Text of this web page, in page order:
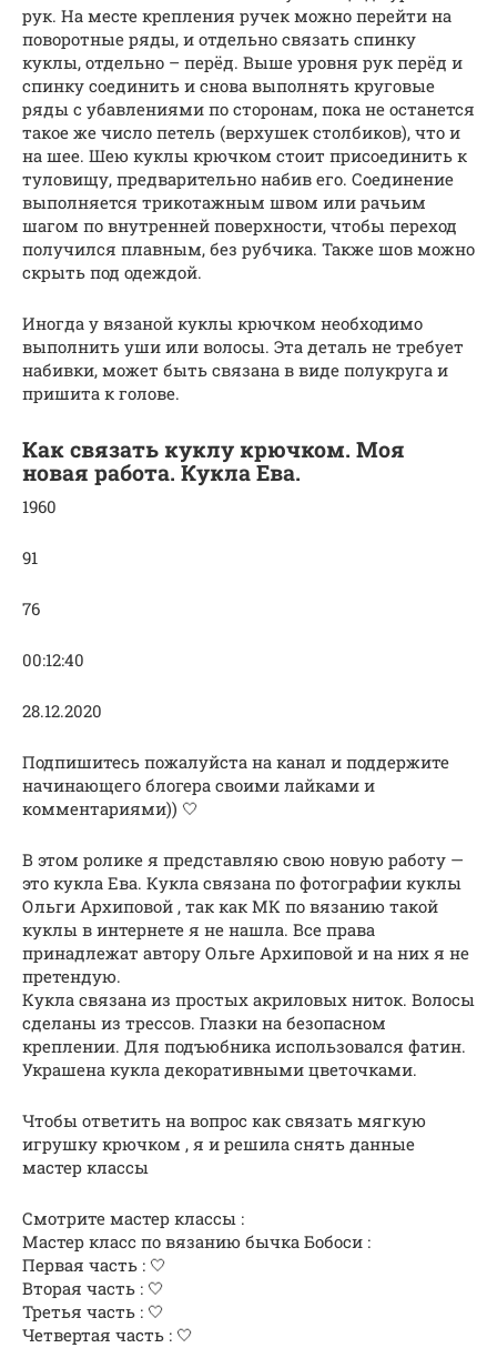
рук. На месте крепления ручек можно перейти на
поворотные ряды, и отдельно связать спинку
куклы, отдельно – перёд. Выше уровня рук перёд и
спинку соединить и снова выполнять круговые
ряды с убавлениями по сторонам, пока не останется
такое же число петель (верхушек столбиков), что и
на шее. Шею куклы крючком стоит присоединить к
туловищу, предварительно набив его. Соединение
выполняется трикотажным швом или рачьим
шагом по внутренней поверхности, чтобы переход
получился плавным, без рубчика. Также шов можно
скрыть под одеждой.
Иногда у вязаной куклы крючком необходимо
выполнить уши или волосы. Эта деталь не требует
набивки, может быть связана в виде полукруга и
пришита к голове.
Как связать куклу крючком. Моя
новая работа. Кукла Ева.
1960
91
76
00:12:40
28.12.2020
Подпишитесь пожалуйста на канал и поддержите
начинающего блогера своими лайками и
комментариями)) 🤍
В этом ролике я представляю свою новую работу —
это кукла Ева. Кукла связана по фотографии куклы
Ольги Архиповой , так как МК по вязанию такой
куклы в интернете я не нашла. Все права
принадлежат автору Ольге Архиповой и на них я не
претендую.
Кукла связана из простых акриловых ниток. Волосы
сделаны из трессов. Глазки на безопасном
креплении. Для подъюбника использовался фатин.
Украшена кукла декоративными цветочками.
Чтобы ответить на вопрос как связать мягкую
игрушку крючком , я и решила снять данные
мастер классы
Смотрите мастер классы :
Мастер класс по вязанию бычка Бобоси :
Первая часть : 🤍
Вторая часть : 🤍
Третья часть : 🤍
Четвертая часть : 🤍